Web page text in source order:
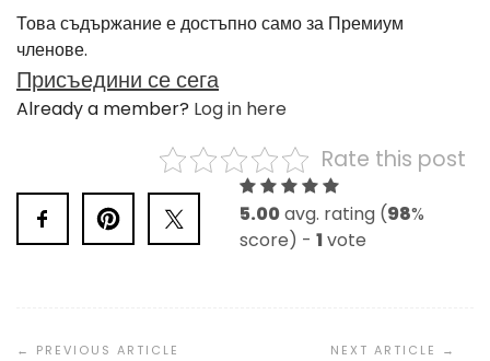
Това съдържание е достъпно само за Премиум
членове.
Присъедини се сега
Already a member? Log in here
Rate this post
5.00avg. rating (98%
score) - 1vote
Navigation